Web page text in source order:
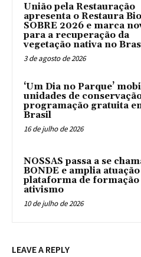
União pela Restauração
apresenta o Restaura
SOBRE 2026 e marca
para a recuperação da
vegetação nativa no
3 de agosto de 2026
‘Um Dia no Parque’
unidades de
programação gratuita
Brasil
16 de julho de 2026
NOSSAS passa a se
BONDE e amplia
plataforma de formação
ativismo
10 de julho de 2026
LEAVE A REPLY